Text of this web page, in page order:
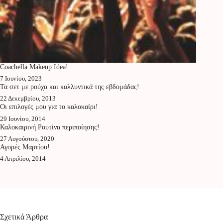
Coachella Makeup Idea!
7 Ιουνίου, 2023
Τα σετ με ρούχα και καλλυντικά της εβδομάδας!
22 Δεκεμβρίου, 2013
Οι επιλογές μου για το καλοκαίρι!
29 Ιουνίου, 2014
Καλοκαιρινή Ρουτίνα περιποίησης!
27 Αυγούστου, 2020
Αγορές Μαρτίου!
4 Απριλίου, 2014
Σχετικά Άρθρα